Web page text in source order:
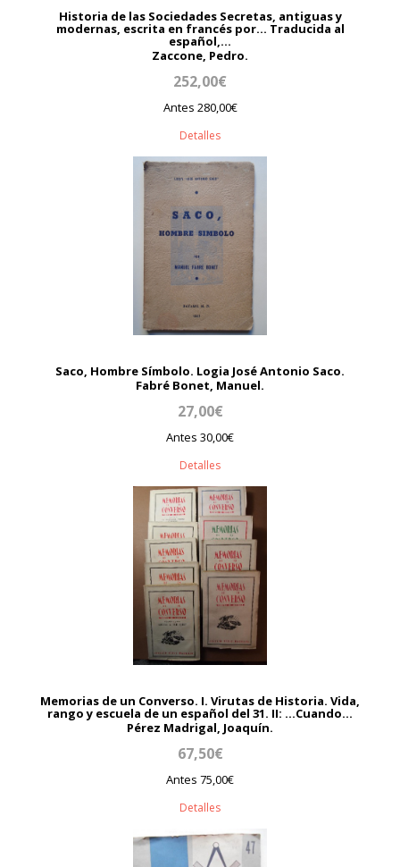
Historia de las Sociedades Secretas, antiguas y
modernas, escrita en francés por... Traducida al
español,...
Zaccone, Pedro.
252,00€
Antes 280,00€
Detalles
Saco, Hombre Símbolo. Logia José Antonio Saco.
Fabré Bonet, Manuel.
27,00€
Antes 30,00€
Detalles
Memorias de un Converso. I. Virutas de Historia. Vida,
rango y escuela de un español del 31. II: ...Cuando...
Pérez Madrigal, Joaquín.
67,50€
Antes 75,00€
Detalles